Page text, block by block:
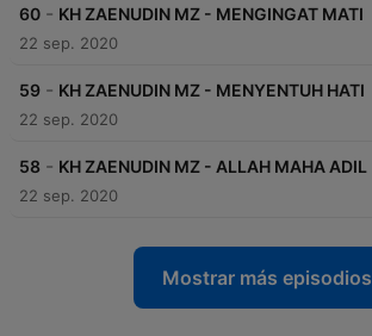
60 - KH ZAENUDIN MZ - MENGINGAT MATI
22 sep. 2020
59 - KH ZAENUDIN MZ - MENYENTUH HATI
22 sep. 2020
58 - KH ZAENUDIN MZ - ALLAH MAHA ADIL
22 sep. 2020
Mostrar más episodios